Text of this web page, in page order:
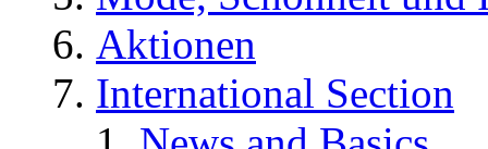
Aktionen
International Section